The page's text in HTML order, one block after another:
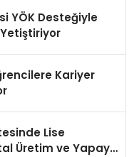
YÖK Desteğiyle
Kariyer
Lise
Üretim ve Yapay